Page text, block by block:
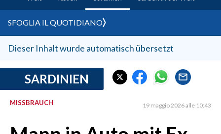
SULCIS IGLESIENTE
MEDIO CAMPIDANO
SASSARI E PROVINCIA
GALLURA
NUORO E PROVINCIA
SFOGLIA IL QUOTIDIANO
Dieser Inhalt wurde automatisch übersetzt
SARDINIEN
MISSBRAUCH 19 maggio 2026 alle 10:43